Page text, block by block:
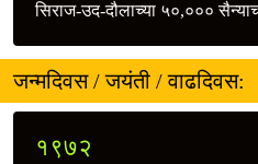
सिराज-उद-दौलाच्या ५०,०००
जन्मदिवस / जयंती / वाढदिवस:
१९७२